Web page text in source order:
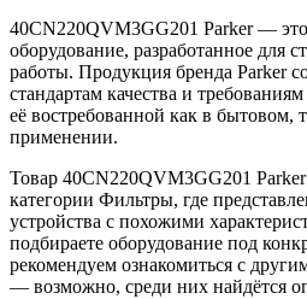
40CN220QVM3GG201 Parker —
оборудование, разработанное для
работы. Продукция бренда Parker
стандартам качества и
её востребованной как в
применении.
Товар 40CN220QVM3GG201
категории Фильтры, где
устройства с похожими
подбираете оборудование под
рекомендуем ознакомиться с
— возможно, среди них найдётся